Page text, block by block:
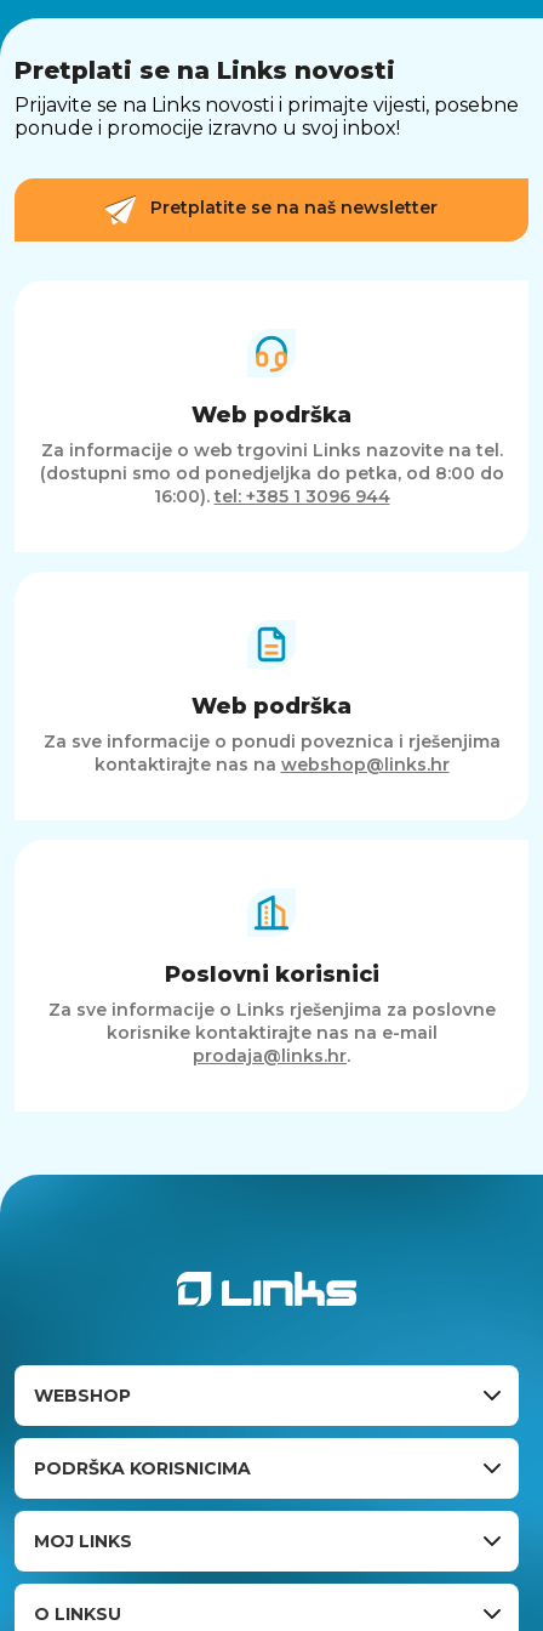
Dužina kabela1,2 m
Ergonomska ručkaDa
Funkcija Turbo PowerDa
Uključene oštriceDa
Jamstvo2 godine (privatna uporaba); 1 godina
Pretplati se na Links novosti
Prijavite se na Links novosti i primajte vijesti, posebne
ponude i promocije izravno u svoj inbox!
Pretplatite se na naš newsletter
Web podrška
Za informacije o web trgovini Links nazovite na tel.
(dostupni smo od ponedjeljka do petka, od 8:00 do
16:00).tel: +385 1 3096 944
Web podrška
Za sve informacije o ponudi poveznica i rješenjima
kontaktirajte nas na webshop@links.hr
Poslovni korisnici
Za sve informacije o Links rješenjima za poslovne
korisnike kontaktirajte nas na e-mail
prodaja@links.hr.
WEBSHOP
PODRŠKA KORISNICIMA
MOJ LINKS
O LINKSU